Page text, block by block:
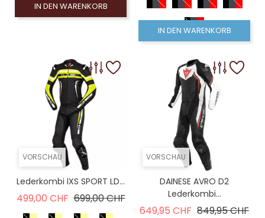
IN DEN WARENKORB
IN DEN WARENKORB
VORSCHAU
Lederkombi IXS SPORT LD...
499,00 CHF Verkaufspreis
699,00 CHFPreis
VORSCHAU
DAINESE AVRO D2
Lederkombi...
649,95 CHF Verkaufspreis
849,95 CHF